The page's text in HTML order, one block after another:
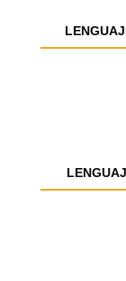
c
m